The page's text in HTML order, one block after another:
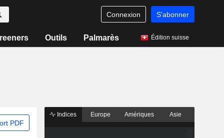
Connexion S'abonner
Outils Palmarès Édition suisse
PDF
Indices Europe Amériques Asie